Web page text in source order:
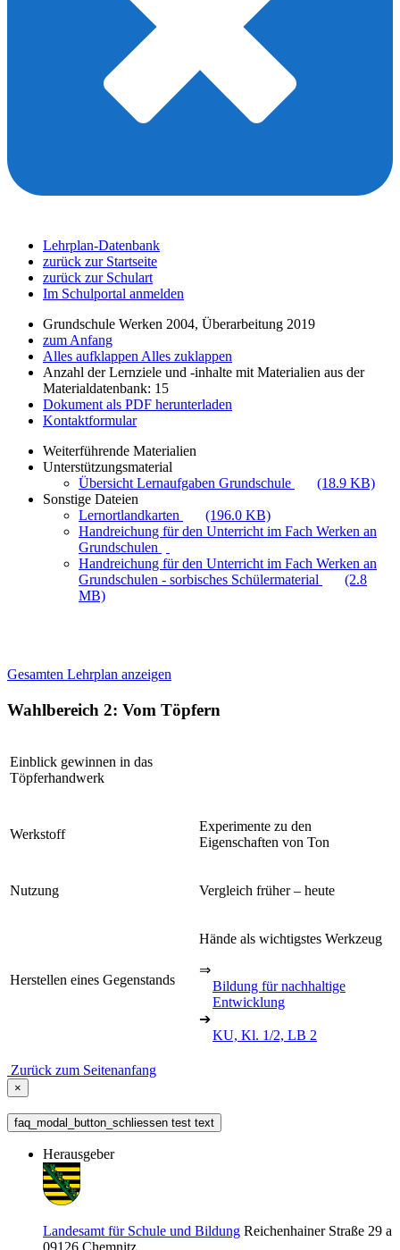
Lehrplan-Datenbank
zurück zur Startseite
zurück zur Schulart
Im Schulportal anmelden
Grundschule Werken 2004, Überarbeitung 2019
zum Anfang
Alles aufklappen Alles zuklappen
Anzahl der Lernziele und -inhalte mit Materialien aus der
Materialdatenbank: 15
Dokument als PDF herunterladen
Kontaktformular
Weiterführende Materialien
Unterstützungsmaterial
Übersicht Lernaufgaben Grundschule
(18.9 KB)
Sonstige Dateien
Lernortlandkarten
(196.0 KB)
Handreichung für den Unterricht im Fach Werken an
Grundschulen
Handreichung für den Unterricht im Fach Werken an
Grundschulen - sorbisches Schülermaterial
(2.8
MB)
Gesamten Lehrplan anzeigen
Wahlbereich 2: Vom Töpfern
Einblick gewinnen in das
Töpferhandwerk
Werkstoff
Experimente zu den
Eigenschaften von Ton
Nutzung Vergleich früher – heute
Herstellen eines Gegenstands
Hände als wichtigstes Werkzeug
⇒
Bildung für nachhaltige
Entwicklung
➔
KU, Kl. 1/2, LB 2
Zurück zum Seitenanfang
×
faq_modal_button_schliessen test text
Herausgeber
Landesamt für Schule und Bildung Reichenhainer Straße 29 a
09126 Chemnitz